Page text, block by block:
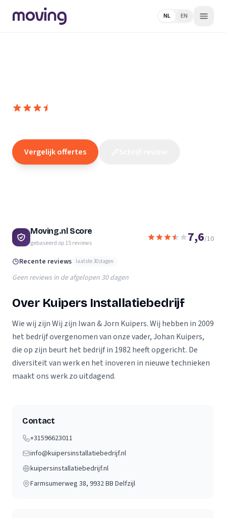
NL EN
Vergelijk offertes
Moving.nl Score
gebaseerd op15reviews 7,6/10
Recente reviews laatste 30 dagen
Geen reviews in de afgelopen 30 dagen
Over Kuipers Installatiebedrijf
Wie wij zijn Wij zijn Iwan & Jorn Kuipers. Wij hebben in 2009
het bedrijf overgenomen van onze vader, Johan Kuipers,
die op zijn beurt het bedrijf in 1982 heeft opgericht. De
diversiteit van werk en het inoveren in nieuwe technieken
maakt ons werk zo uitdagend.
Contact
+31596623011
info@kuipersinstallatiebedrijf.nl
kuipersinstallatiebedrijf.nl
Farmsumerweg 38, 9932 BB Delfzijl